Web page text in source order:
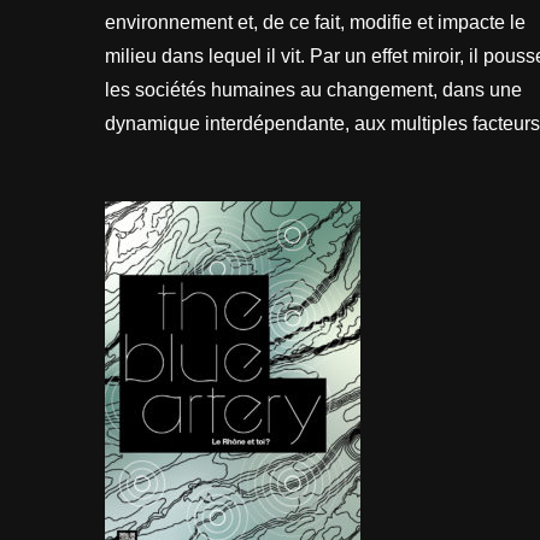
environnement et, de ce fait, modifie et impacte le
milieu dans lequel il vit. Par un effet miroir, il
les sociétés humaines au changement, dans une
dynamique interdépendante, aux multiples